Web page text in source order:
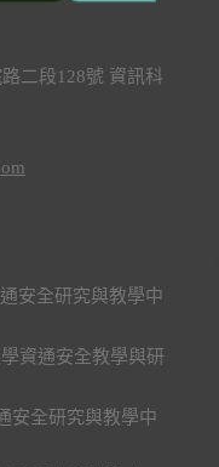
二段128號 資訊科
安全研究與教學中
資通安全教學與研
安全研究與教學中